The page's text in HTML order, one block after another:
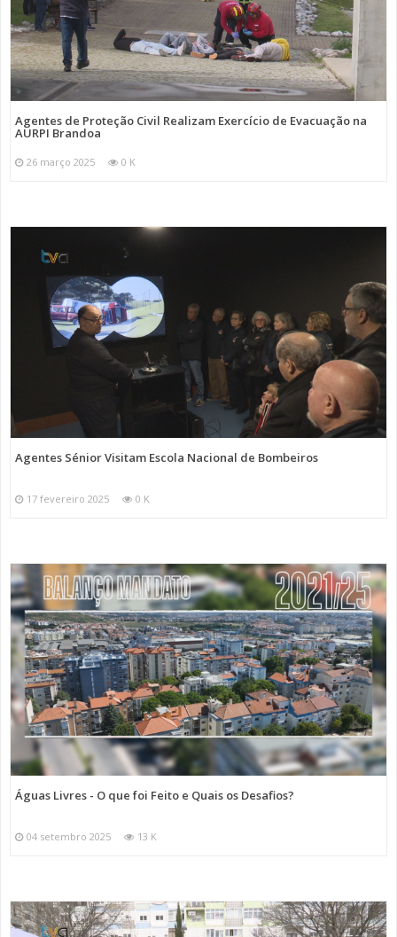
Agentes de Proteção Civil Realizam Exercício de Evacuação na
AURPI Brandoa
26 março 2025 0 K
Agentes Sénior Visitam Escola Nacional de Bombeiros
17 fevereiro 2025 0 K
Águas Livres - O que foi Feito e Quais os Desafios?
04 setembro 2025 13 K